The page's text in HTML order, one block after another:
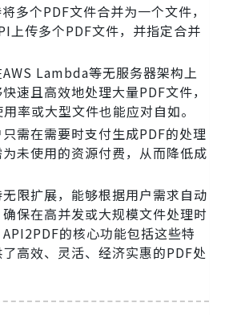
多个PDF文件合并为一个文件，
上传多个PDF文件，并指定合并
AWS Lambda等无服务器架构上
速且高效地处理大量PDF文件，
率或大型文件也能应对自如。
只需在需要时支付生成PDF的处理
未使用的资源付费，从而降低成
无限扩展，能够根据用户需求自动
保在高并发或大规模文件处理时
的核心功能包括这些特
高效、灵活、经济实惠的PDF处